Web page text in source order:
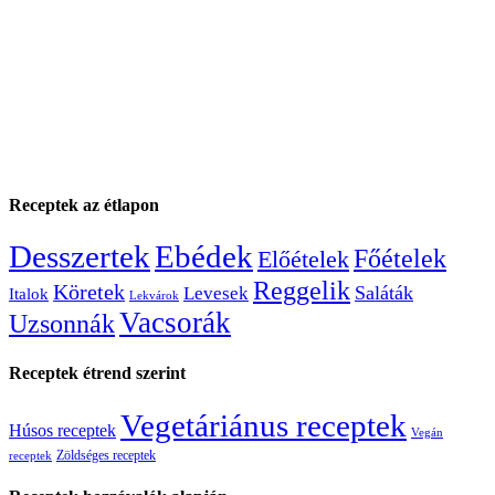
Receptek az étlapon
DesszertekEbédek ElőételekFőételek
Italok Köretek Lekvárok Levesek Reggelik Saláták
UzsonnákVacsorák
Receptek étrend szerint
Húsos receptek Vegetáriánus receptek Vegán
receptek Zöldséges receptek